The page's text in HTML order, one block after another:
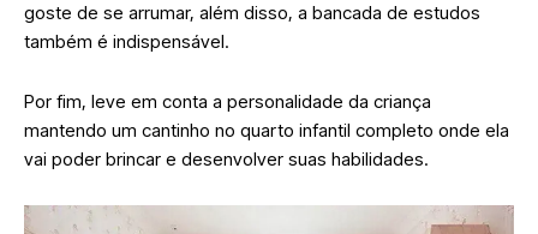
goste de se arrumar, além disso, a bancada de estudos
também é indispensável.
Por fim, leve em conta a personalidade da criança
mantendo um cantinho no quarto infantil completo onde ela
vai poder brincar e desenvolver suas habilidades.